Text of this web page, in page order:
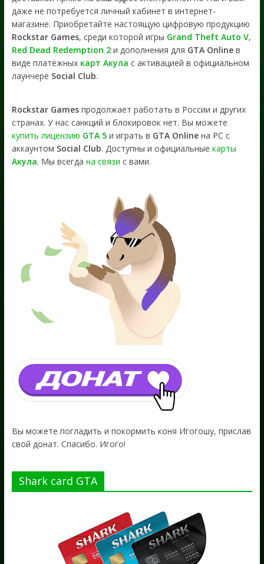
даже не потребуется личный кабинет в интернет-
магазине. Приобретайте настоящую цифровую продукцию
Rockstar Games, среди которой игры Grand Theft Auto V,
Red Dead Redemption 2и дополнения для GTA Onlineв
виде платёжных карт Акула с активацией в официальном
лаунчере Social Club.
Rockstar Gamesпродолжает работать в России и других
странах. У нас санкций и блокировок нет. Вы можете
купить лицензию GTA 5и играть в GTA Onlineна PC с
аккаунтом Social Club. Доступны и официальные карты
Акула. Мы всегда на связи с вами.
Вы можете погладить и покормить коня Игогошу, прислав
свой донат. Спасибо. Игого!
Shark card GTA